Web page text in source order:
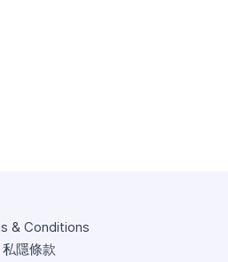
& Conditions
私隱條款